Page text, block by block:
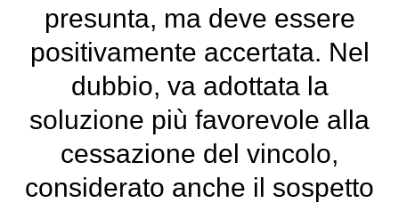
presunta, ma deve essere
positivamente accertata. Nel
dubbio, va adottata la
soluzione più favorevole alla
cessazione del vincolo,
considerato anche il sospetto